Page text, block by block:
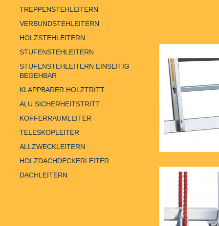
TREPPENSTEHLEITERN
VERBUNDSTEHLEITERN
HOLZSTEHLEITERN
STUFENSTEHLEITERN
STUFENSTEHLEITERN EINSEITIG
BEGEHBAR
KLAPPBARER HOLZTRITT
ALU SICHERHEITSTRITT
KOFFERRAUMLEITER
TELESKOPLEITER
ALLZWECKLEITERN
HOLZDACHDECKERLEITER
DACHLEITERN